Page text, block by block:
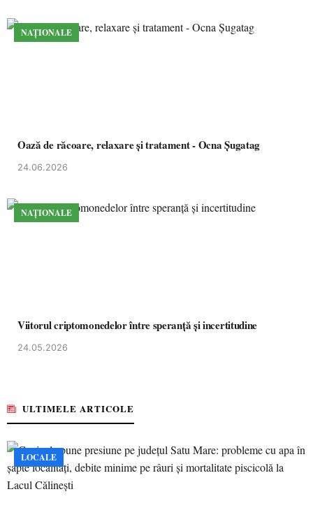
NAȚIONALE
Oază de răcoare, relaxare și tratament - Ocna Șugatag
24.06.2026
NAȚIONALE
Viitorul criptomonedelor între speranță și incertitudine
24.05.2026
ULTIMELE ARTICOLE
LOCALE